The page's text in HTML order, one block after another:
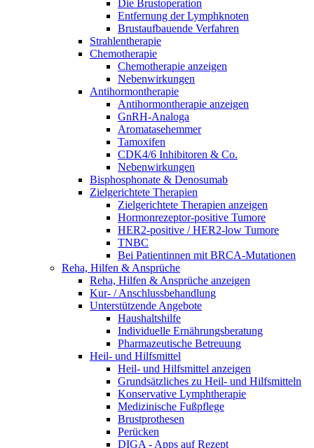
Die Brustoperation
Entfernung der Lymphknoten
Brustaufbauende Verfahren
Strahlentherapie
Chemotherapie
Chemotherapie anzeigen
Nebenwirkungen
Antihormontherapie
Antihormontherapie anzeigen
GnRH-Analoga
Aromatasehemmer
Tamoxifen
CDK4/6 Inhibitoren & Co.
Nebenwirkungen
Bisphosphonate & Denosumab
Zielgerichtete Therapien
Zielgerichtete Therapien anzeigen
Hormonrezeptor-positive Tumore
HER2-positive / HER2-low Tumore
TNBC
Bei Patientinnen mit BRCA-Mutationen
Reha, Hilfen & Ansprüche
Reha, Hilfen & Ansprüche anzeigen
Kur- / Anschlussbehandlung
Unterstützende Angebote
Haushaltshilfe
Individuelle Ernährungsberatung
Pharmazeutische Betreuung
Heil- und Hilfsmittel
Heil- und Hilfsmittel anzeigen
Grundsätzliches zu Heil- und Hilfsmitteln
Konservative Lymphtherapie
Medizinische Fußpflege
Brustprothesen
Perücken
DIGA - Apps auf Rezept